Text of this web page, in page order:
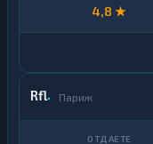
4,8 ★
Rfl Париж